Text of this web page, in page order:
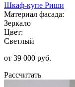
Шкаф-купе Риши
Материал фасада:
Зеркало
Цвет:
Светлый
от 39 000 руб.
Рассчитать